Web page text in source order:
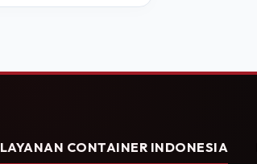
LAYANAN CONTAINER INDONESIA